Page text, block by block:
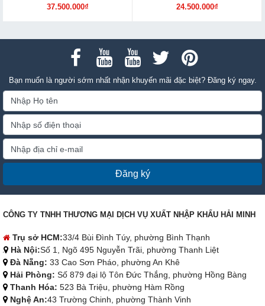
37.500.000₫
24.500.000₫
Bạn muốn là người sớm nhất nhận khuyến mãi đặc biệt? Đăng ký ngay.
Đăng ký
CÔNG TY TNHH THƯƠNG MẠI DỊCH VỤ XUẤT NHẬP KHẨU HẢI MINH
Trụ sở HCM:33/4 Bùi Đình Túy, phường Bình Thạnh
Hà Nội:Số 1, Ngõ 495 Nguyễn Trãi, phường Thanh Liệt
Đà Nẵng: 33 Cao Sơn Pháo, phường An Khê
Hải Phòng: Số 879 đại lộ Tôn Đức Thắng, phường Hồng Bàng
Thanh Hóa: 523 Bà Triệu, phường Hàm Rồng
Nghệ An:43 Trường Chinh, phường Thành Vinh